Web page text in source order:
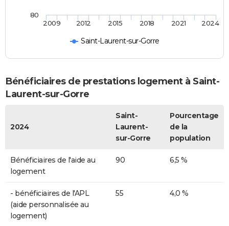
Saint-Laurent-sur-Gorre
2009 2012 2015 2018 2021 2024
80
Bénéficiaires de prestations logement à Saint-
Laurent-sur-Gorre
2024
Saint-
Laurent-
sur-Gorre
Pourcentage
de la
population
Bénéficiaires de l'aide au
logement
90 6,5 %
- bénéficiaires de l'APL
(aide personnalisée au
logement)
55 4,0 %